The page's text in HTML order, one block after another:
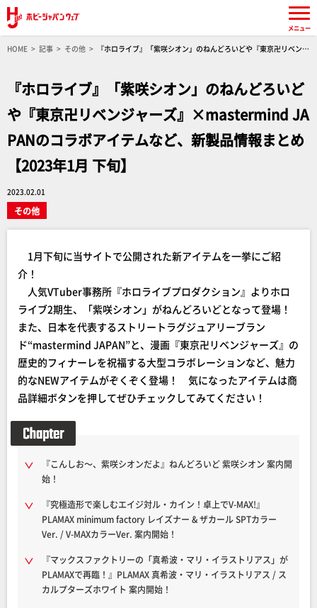
HOME 記事 その他
『ホロライブ』「紫咲シオン」のねんどろいどや『東京卍リベンジ
『ホロライブ』「紫咲シオン」のねんどろいど
や『東京卍リベンジャーズ』×mastermind JA
PANのコラボアイテムなど、新製品情報まとめ
【2023年1月 下旬】
2023.02.01
その他
1月下旬に当サイトで公開された新アイテムを一挙にご紹
介！
人気VTuber事務所『ホロライブプロダクション』よりホロ
ライブ2期生、「紫咲シオン」がねんどろいどとなって登場！
また、日本を代表するストリートラグジュアリーブラン
ド“mastermind JAPAN”と、漫画『東京卍リベンジャーズ』の
歴史的フィナーレを祝福する大型コラボレーションなど、魅力
的なNEWアイテムがぞくぞく登場！ 気になったアイテムは商
品詳細ボタンを押してぜひチェックしてみてください！
『こんしお～、紫咲シオンだよ』ねんどろいど 紫咲シオン 案内開
始！
『究極造形で楽しむエイジ対ル・カイン！卓上でV-MAX!』
PLAMAX minimum factory レイズナー & ザカール SPTカラー
Ver. / V-MAXカラーVer. 案内開始！
『マックスファクトリーの「真希波・マリ・イラストリアス」が
PLAMAXで再臨！』PLAMAX 真希波・マリ・イラストリアス / ス
カルプターズホワイト 案内開始！
メニュー